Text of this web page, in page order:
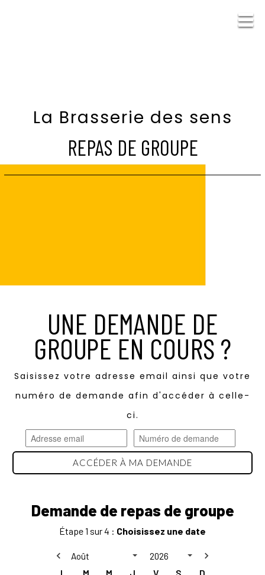
La Brasserie des sens
REPAS DE GROUPE
UNE DEMANDE DE
GROUPE EN COURS ?
Saisissez votre adresse email ainsi que votre
numéro de demande afin d'accéder à celle-
ci.
ACCÉDER À MA DEMANDE